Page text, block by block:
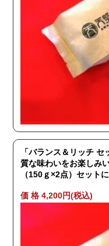
「バランス＆リッチ
質な味わいをお楽しみ
（150ｇ×2点）セット
価 格 4,200円(税込)